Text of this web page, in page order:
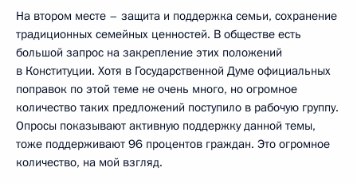
На втором месте – защита и поддержка семьи, сохранение
традиционных семейных ценностей. В обществе есть
большой запрос на закрепление этих положений
в Конституции. Хотя в Государственной Думе официальных
поправок по этой теме не очень много, но огромное
количество таких предложений поступило в рабочую группу.
Опросы показывают активную поддержку данной темы,
тоже поддерживают 96 процентов граждан. Это огромное
количество, на мой взгляд.